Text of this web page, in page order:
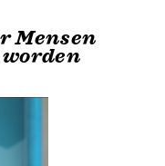
Mensen